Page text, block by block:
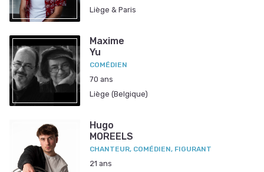
Liège & Paris
Maxime
Yu
COMÉDIEN
70 ans
Liège (Belgique)
Hugo
MOREELS
CHANTEUR, COMÉDIEN, FIGURANT
21 ans